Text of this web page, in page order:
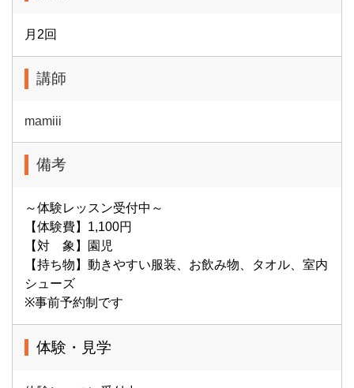
月2回
講師
mamiii
備考
～体験レッスン受付中～
【体験費】1,100円
【対 象】園児
【持ち物】動きやすい服装、お飲み物、タオル、室内
シューズ
※事前予約制です
体験・見学